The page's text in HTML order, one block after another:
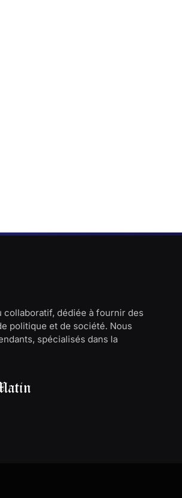
dédiée à fournir des
politique et de société. Nous
spécialisés dans la